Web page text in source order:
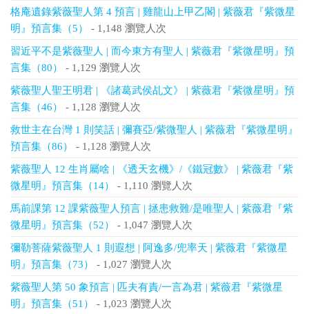
格庵遺錄紫薇聖人第 4 預言 | 雞龍山上甲乙閣 | 紫薇君『紫微星
明』預言集（5）
- 1,148 瀏覽人次
習近平不是紫薇聖人 | 而今東方有聖人 | 紫薇君『紫微星明』預
言集（80）
- 1,129 瀏覽人次
紫薇聖人聖王明君 | 《諸葛武侯乩文》 | 紫薇君『紫微星明』預
言集（46）
- 1,128 瀏覽人次
救世主在台灣 1 則笑話 | 彌賽亞/紫微聖人 | 紫薇君『紫微星明』
預言集（86）
- 1,128 瀏覽人次
紫薇聖人 12 生肖屬啥 | 《透天玄機》/《鐵冠數》 | 紫薇君『紫
微星明』預言集（14）
- 1,110 瀏覽人次
馬前課第 12 課紫薇聖人預言 | 拯患救難/是唯聖人 | 紫薇君『紫
微星明』預言集（52）
- 1,047 瀏覽人次
彌勒菩薩紫薇聖人 1 則遐想 | 阿逸多/兜率天 | 紫薇君『紫微星
明』預言集（73）
- 1,027 瀏覽人次
紫薇聖人第 50 象預言 | 匹夫有責/一言為君 | 紫薇君『紫微星
明』預言集（51）
- 1,023 瀏覽人次